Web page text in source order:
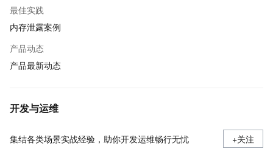
最佳实践
内存泄露案例
产品动态
产品最新动态
开发与运维
集结各类场景实战经验，助你开发运维畅行无忧 +关注